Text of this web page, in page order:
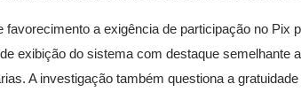
a exigência de participação no Pix
exibição do sistema com destaque semelhante
A investigação também questiona a